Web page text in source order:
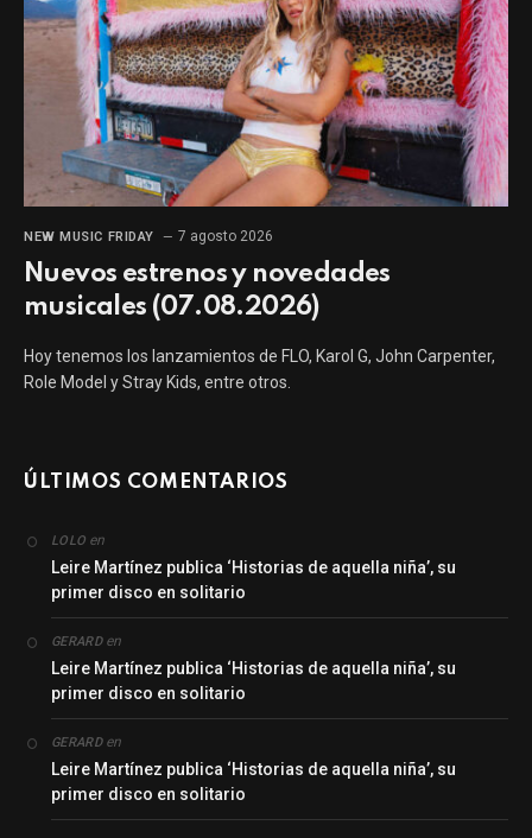
NEW MUSIC FRIDAY 7 agosto 2026
Nuevos estrenos y novedades
musicales (07.08.2026)
Hoy tenemos los lanzamientos de FLO, Karol G, John Carpenter,
Role Model y Stray Kids, entre otros.
ÚLTIMOS COMENTARIOS
LOLO en
Leire Martínez publica ‘Historias de aquella niña’, su
primer disco en solitario
GERARDen
Leire Martínez publica ‘Historias de aquella niña’, su
primer disco en solitario
GERARDen
Leire Martínez publica ‘Historias de aquella niña’, su
primer disco en solitario